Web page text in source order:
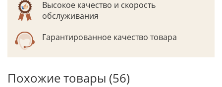
Высокое качество и скорость
обслуживания
Гарантированное качество товара
Похожие товары (56)